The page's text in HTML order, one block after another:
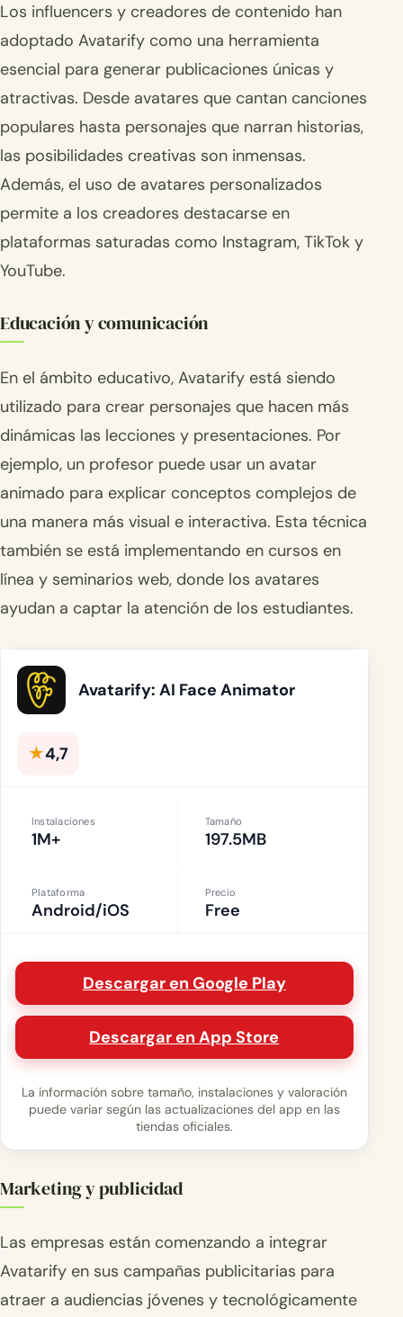
Los influencers y creadores de contenido han
adoptado Avatarify como una herramienta
esencial para generar publicaciones únicas y
atractivas. Desde avatares que cantan canciones
populares hasta personajes que narran historias,
las posibilidades creativas son inmensas.
Además, el uso de avatares personalizados
permite a los creadores destacarse en
plataformas saturadas como Instagram, TikTok y
YouTube.
Educación y comunicación
En el ámbito educativo, Avatarify está siendo
utilizado para crear personajes que hacen más
dinámicas las lecciones y presentaciones. Por
ejemplo, un profesor puede usar un avatar
animado para explicar conceptos complejos de
una manera más visual e interactiva. Esta técnica
también se está implementando en cursos en
línea y seminarios web, donde los avatares
ayudan a captar la atención de los estudiantes.
Avatarify: AI Face Animator
★4,7
Instalaciones
1M+
Tamaño
197.5MB
Plataforma
Android/iOS
Precio
Free
Descargar en Google Play
Descargar en App Store
La información sobre tamaño, instalaciones y valoración
puede variar según las actualizaciones del app en las
tiendas oficiales.
Marketing y publicidad
Las empresas están comenzando a integrar
Avatarify en sus campañas publicitarias para
atraer a audiencias jóvenes y tecnológicamente